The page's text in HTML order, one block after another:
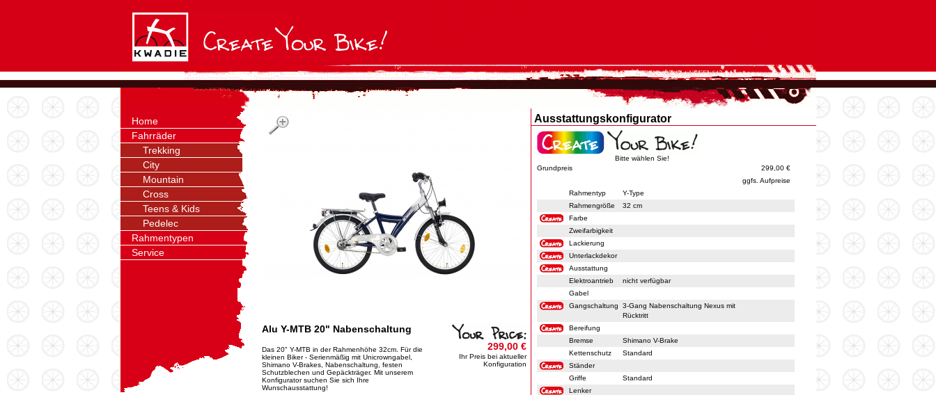
Alu Y-MTB 20" Nabenschaltung
Das 20" Y-MTB in der Rahmenhöhe 32cm. Für die
kleinen Biker - Serienmäßig mit Unicrowngabel,
Shimano V-Brakes, Nabenschaltung, festen
Schutzblechen und Gepäckträger. Mit unserem
Konfigurator suchen Sie sich Ihre
Wunschausstattung!
299,00 €
Ihr Preis bei aktueller
Konfiguration
Ausstattungskonfigurator
Bitte wählen Sie!
Grundpreis
299,00 €
ggfs. Aufpreise
Rahmentyp
Y-Type
Rahmengröße
32 cm
Farbe
Zweifarbigkeit
Lackierung
Unterlackdekor
Ausstattung
Elektroantrieb
nicht verfügbar
Gabel
Gangschaltung
3-Gang Nabenschaltung Nexus mit
Rücktritt
Bereifung
Bremse
Shimano V-Brake
Kettenschutz
Standard
Ständer
Griffe
Standard
Lenker
Home
Fahrräder
Trekking
City
Mountain
Cross
Teens & Kids
Pedelec
Rahmentypen
Service